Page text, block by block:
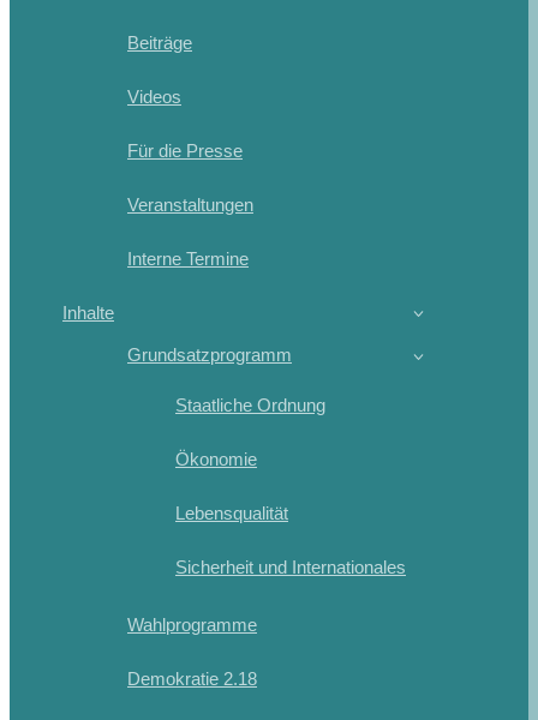
Beiträge
Videos
Für die Presse
Veranstaltungen
Interne Termine
Inhalte
Grundsatzprogramm
Staatliche Ordnung
Ökonomie
Lebensqualität
Sicherheit und Internationales
Wahlprogramme
Demokratie 2.18